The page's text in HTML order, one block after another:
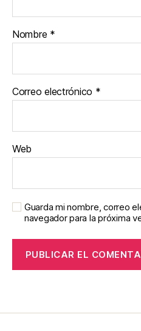
Nombre *
Correo electrónico *
Web
Guarda mi nombre, correo
navegador para la próxima